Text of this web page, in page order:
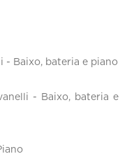
- Baixo, bateria e piano
- Baixo, bateria e